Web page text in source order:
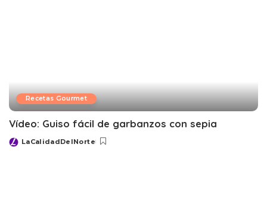
Recetas Gourmet
Vídeo: Guiso fácil de garbanzos con sepia
Posted
LaCalidadDelNorte